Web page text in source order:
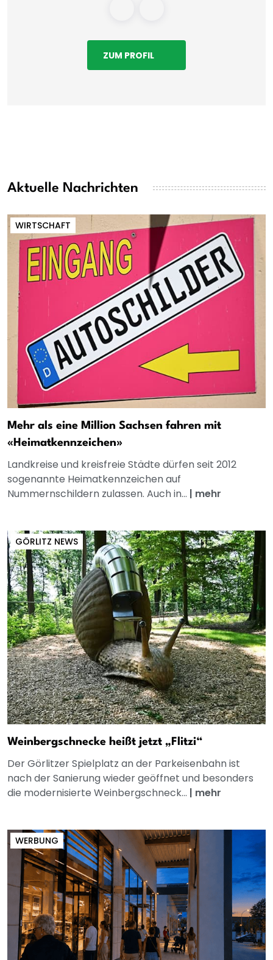
ZUM PROFIL
Aktuelle Nachrichten
WIRTSCHAFT
Mehr als eine Million Sachsen fahren mit
«Heimatkennzeichen»
Landkreise und kreisfreie Städte dürfen seit 2012
sogenannte Heimatkennzeichen auf
Nummernschildern zulassen. Auch in... | mehr
GÖRLITZ NEWS
Weinbergschnecke heißt jetzt „Flitzi“
Der Görlitzer Spielplatz an der Parkeisenbahn ist
nach der Sanierung wieder geöffnet und besonders
die modernisierte Weinbergschneck... | mehr
WERBUNG